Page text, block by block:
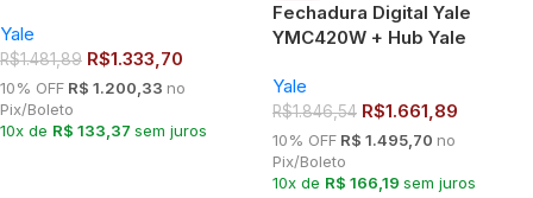
Yale
R$1.481,89 R$1.333,70
10% OFF R$ 1.200,33 no
Pix/Boleto
10x de R$ 133,37 sem juros
Fechadura Digital Yale
YMC420W + Hub Yale
Inteligente
Yale
R$1.846,54 R$1.661,89
10% OFF R$ 1.495,70 no
Pix/Boleto
10x de R$ 166,19 sem juros